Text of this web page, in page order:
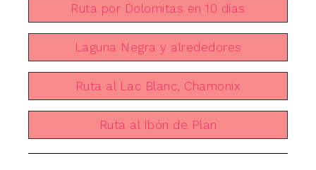
Ruta por Dolomitas en 10 días
Laguna Negra y alrededores
Ruta al Lac Blanc, Chamonix
Ruta al Ibón de Plan